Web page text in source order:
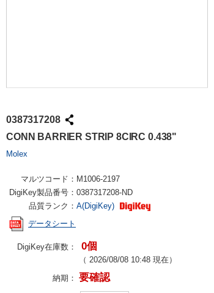
0387317208
CONN BARRIER STRIP 8CIRC 0.438"
Molex
マルツコード： M1006-2197
DigiKey製品番号： 0387317208-ND
品質ランク： A(DigiKey)
データシート
DigiKey在庫数： 0個
（ 2026/08/08 10:48 現在）
納期： 要確認